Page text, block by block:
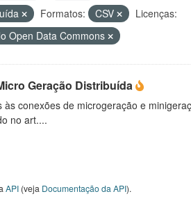
Formatos: CSV
Licenças:
Open Data Commons
Geração Distribuída
conexões de microgeração e
no art....
API(veja Documentação da API).